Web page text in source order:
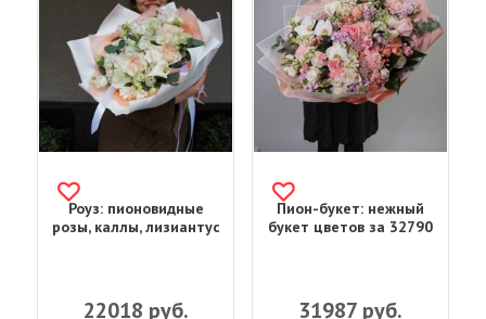
Роуз: пионовидные
розы, каллы, лизиантус
22018 руб.
Пион-букет: нежный
букет цветов за 32790
31987руб.